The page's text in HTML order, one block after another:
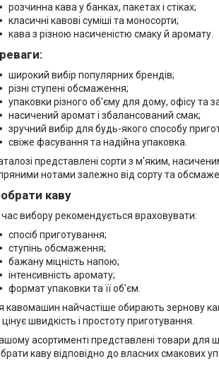
розчинна кава у банках, пакетах і стіках;
класичні кавові суміші та моносорти;
кава з різною насиченістю смаку й аромату.
широкий вибір популярних брендів;
різні ступені обсмаження;
упаковки різного об'єму для дому, офісу та
насичений аромат і збалансований смак;
зручний вибір для будь-якого способу
свіже фасування та надійна упаковка.
представлені сорти з м'яким,
нотами залежно від сорту та
каву
час вибору рекомендується враховувати:
спосіб приготування;
ступінь обсмаження;
бажану міцність напою;
інтенсивність аромату;
формат упаковки та її об'єм.
кавомашин найчастіше обирають зернову
цінує швидкість і простоту приготування.
асортименті представлені товари для
каву відповідно до власних смакових